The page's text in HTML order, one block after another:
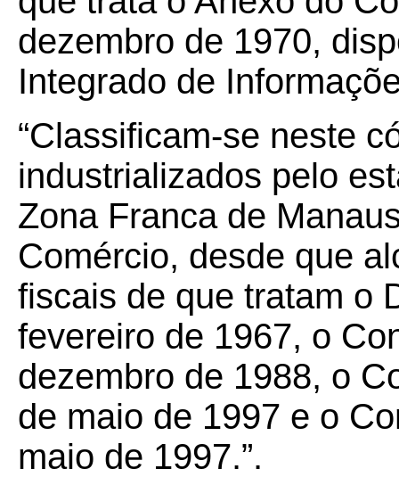
dezembro de 1970,
Integrado de
“Classificam-se neste
industrializados pelo
Zona Franca de
Comércio, desde que
fiscais de que tratam o
fevereiro de 1967, o
dezembro de 1988, o
de maio de 1997 e o
maio de 1997.”.